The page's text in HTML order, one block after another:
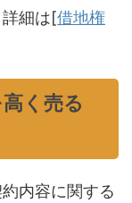
細は[借地権
く売る
内容に関する